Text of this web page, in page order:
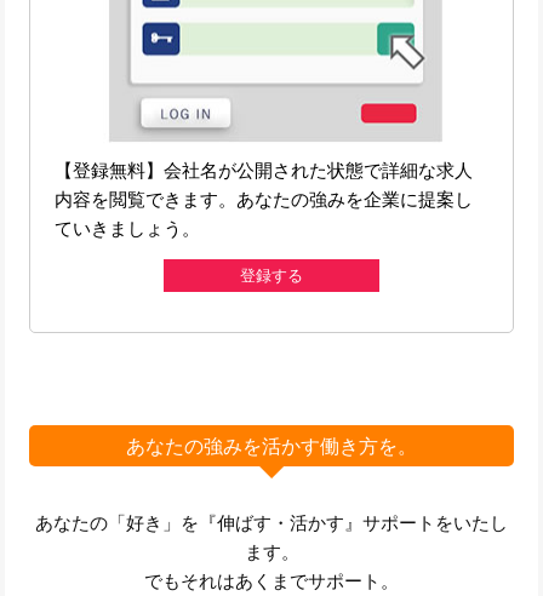
【登録無料】会社名が公開された状態で詳細な求人
内容を閲覧できます。あなたの強みを企業に提案し
ていきましょう。
登録する
あなたの強みを活かす働き方を。
あなたの「好き」を『伸ばす・活かす』サポートをいたし
ます。
でもそれはあくまでサポート。